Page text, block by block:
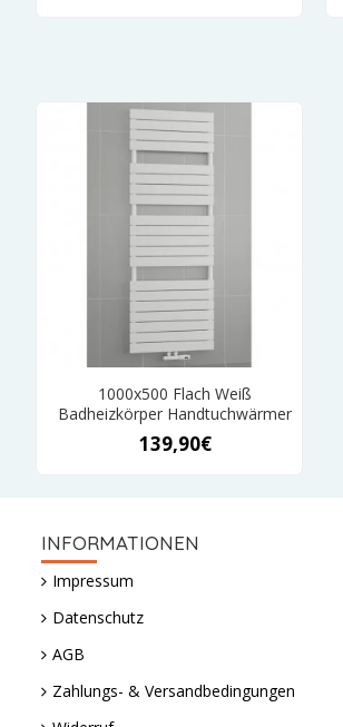
1000x500 Flach Weiß
Badheizkörper Handtuchwärmer
139,90€
INFORMATIONEN
Impressum
Datenschutz
AGB
Zahlungs- & Versandbedingungen